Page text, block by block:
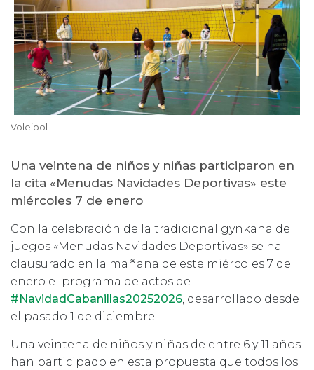
Voleibol
Una veintena de niños y niñas participaron en
la cita «Menudas Navidades Deportivas» este
miércoles 7 de enero
Con la celebración de la tradicional gynkana de
juegos «Menudas Navidades Deportivas» se ha
clausurado en la mañana de este miércoles 7 de
enero el programa de actos de
#NavidadCabanillas20252026 , desarrollado desde
el pasado 1 de diciembre.
Una veintena de niños y niñas de entre 6 y 11 años
han participado en esta propuesta que todos los